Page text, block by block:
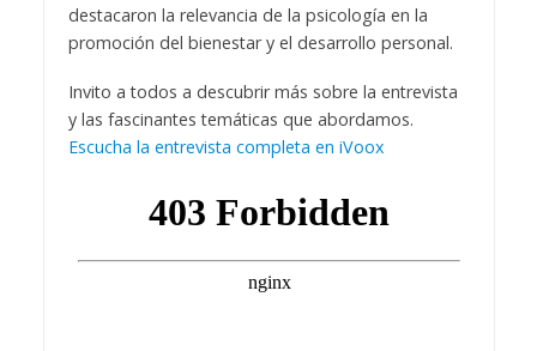
destacaron la relevancia de la psicología en la
promoción del bienestar y el desarrollo personal.
Invito a todos a descubrir más sobre la entrevista
y las fascinantes temáticas que abordamos.
Escucha la entrevista completa en iVoox